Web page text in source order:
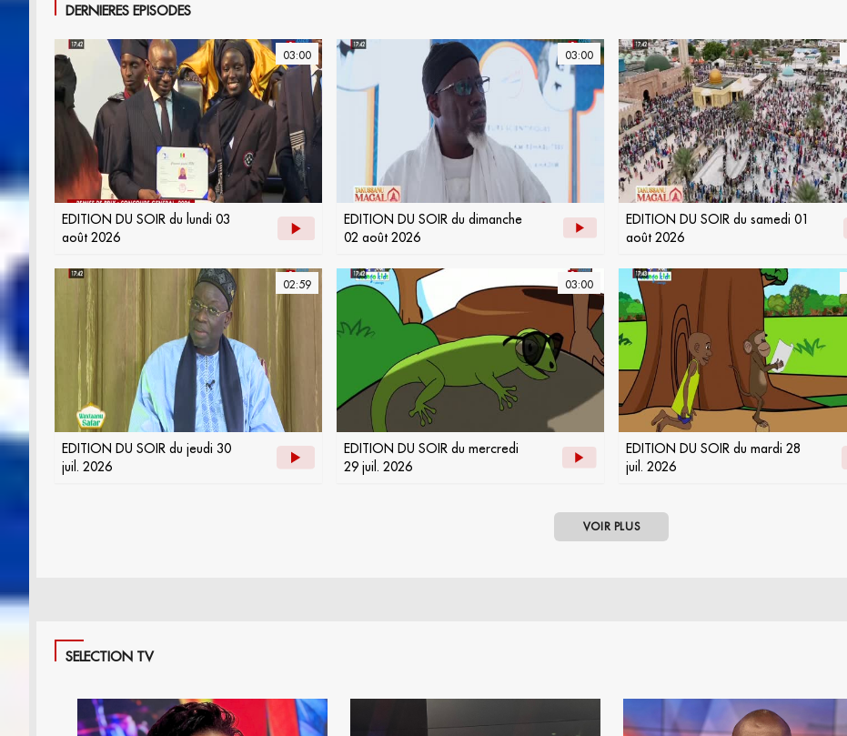
DERNIERES EPISODES
03:00
EDITION DU SOIR du lundi 03
août 2026
03:00
EDITION DU SOIR du dimanche
02 août 2026
EDITION DU SOIR du samedi 01
août 2026
02:59
EDITION DU SOIR du jeudi 30
juil. 2026
03:00
EDITION DU SOIR du mercredi
29 juil. 2026
EDITION DU SOIR du mardi 28
juil. 2026
VOIR PLUS
SELECTION TV